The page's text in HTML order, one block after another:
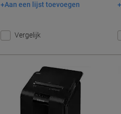
In winkelwagen
Aan een lijst toevoegen
Vergelijk